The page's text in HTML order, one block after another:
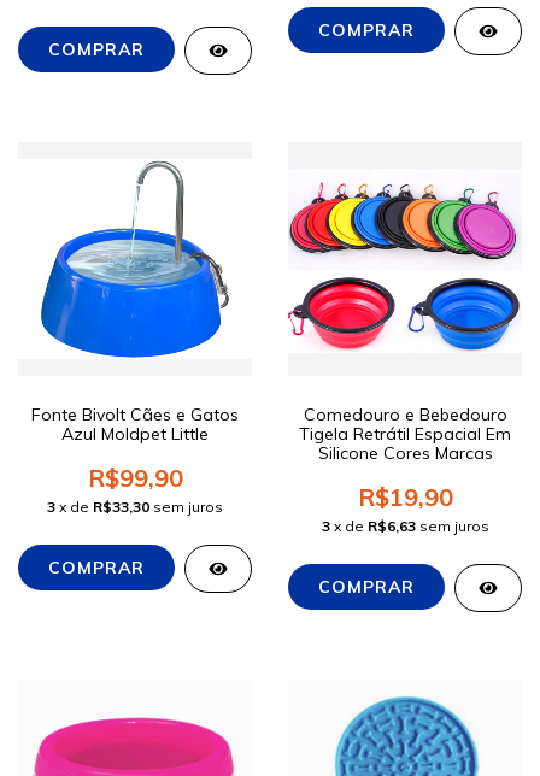
Fonte Bivolt Cães e Gatos
Azul Moldpet Little
R$99,90
3 x de R$33,30 sem juros
Comedouro e Bebedouro
Tigela Retrátil Espacial Em
Silicone Cores Marcas
R$19,90
3 x de R$6,63 sem juros